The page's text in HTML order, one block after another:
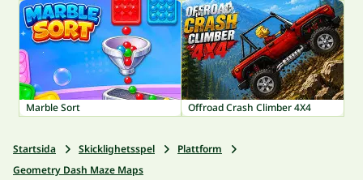
Marble Sort Offroad Crash Climber 4X4
Startsida Skicklighetsspel
Plattform
Geometry Dash Maze Maps